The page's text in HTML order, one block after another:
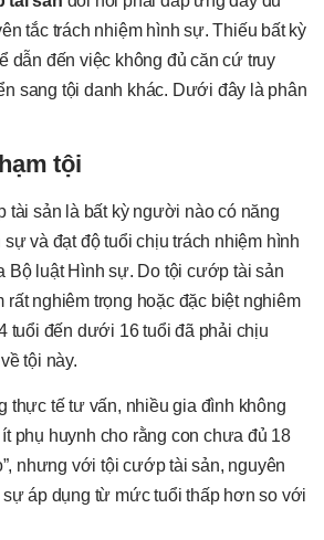
tắc trách nhiệm hình sự. Thiếu bất kỳ
dẫn đến việc không đủ căn cứ truy
sang tội danh khác. Dưới đây là phân
tội
tài sản là bất kỳ người nào có năng
sự và đạt độ tuổi chịu trách nhiệm hình
Bộ luật Hình sự. Do tội cướp tài sản
rất nghiêm trọng hoặc đặc biệt nghiêm
tuổi đến dưới 16 tuổi đã phải chịu
tội này.
thực tế tư vấn, nhiều gia đình không
phụ huynh cho rằng con chưa đủ 18
nhưng với tội cướp tài sản, nguyên
áp dụng từ mức tuổi thấp hơn so với